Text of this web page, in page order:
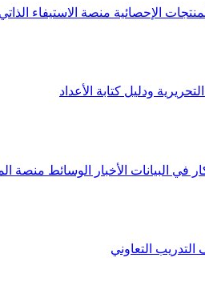
الإحصائية منصة الاستيفاء
ودليل كتابة الأعداد
في البيانات الأخبار الوسائط منصة
التدريب التعاوني